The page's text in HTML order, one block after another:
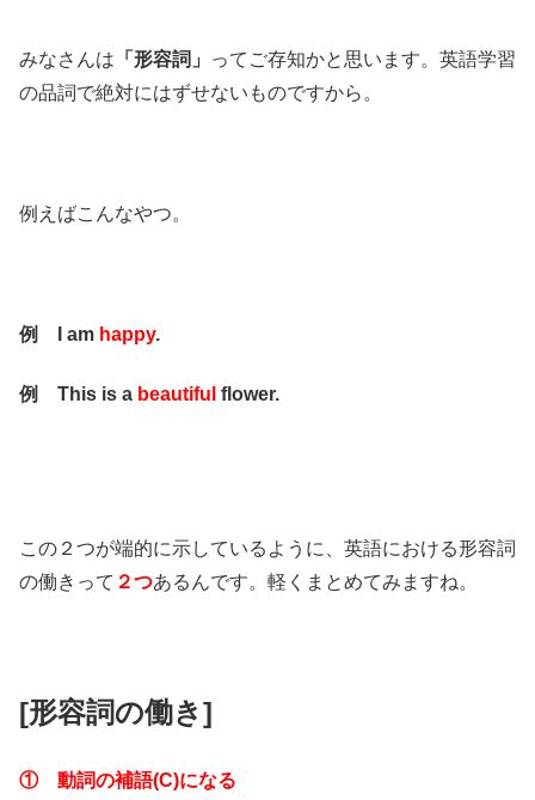
みなさんは 「形容詞」
ってご存知かと思います。英語学習
の品詞で絶対にはずせないものですから。
例えばこんなやつ。
例 I am happy.
例 This is a beautiful flower.
この２つが端的に示しているように、英語における形容詞
の働きって ２つあるんです。軽くまとめてみますね。
[形容詞の働き]
① 動詞の補語(C)になる